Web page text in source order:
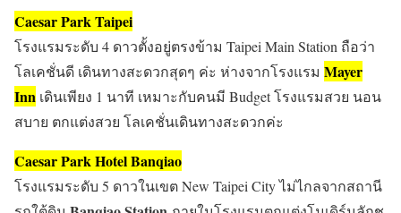
Caesar Park Taipei
โรงแรมระดับ 4 ดาวตั้งอยู่ตรงข้าม Taipei Main Station ถือว่า
โลเคชั่นดี เดินทางสะดวกสุดๆ ค่ะ ห่างจากโรงแรม Mayer
Inn เดินเพียง 1 นาที เหมาะกับคนมี Budget โรงแรมสวย นอน
สบาย ตกแต่งสวย โลเคชั่นเดินทางสะดวกค่ะ
Caesar Park Hotel Banqiao
โรงแรมระดับ 5 ดาวในเขต New Taipei City ไม่ไกลจากสถานี